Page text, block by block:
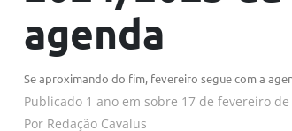
agenda
Se aproximando do fim, fevereiro segue com a
Publicado 1 ano em sobre 17 de fevereiro de
Por Redação Cavalus